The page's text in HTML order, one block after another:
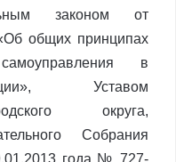
законом от
общих принципах
в
Уставом
округа,
Собрания
года № 727-